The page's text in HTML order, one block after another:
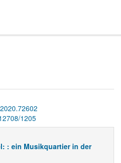
1205
: ein Musikquartier in der